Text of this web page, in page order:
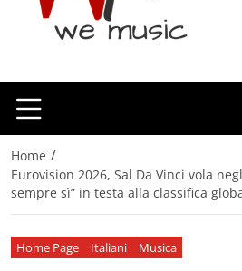
Home /
Eurovision 2026, Sal Da Vinci vola
sempre sì” in testa alla classifica
Home Page Italiani Musica